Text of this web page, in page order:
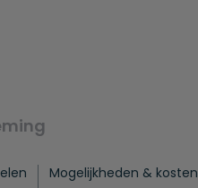
Mogelijkheden & kosten